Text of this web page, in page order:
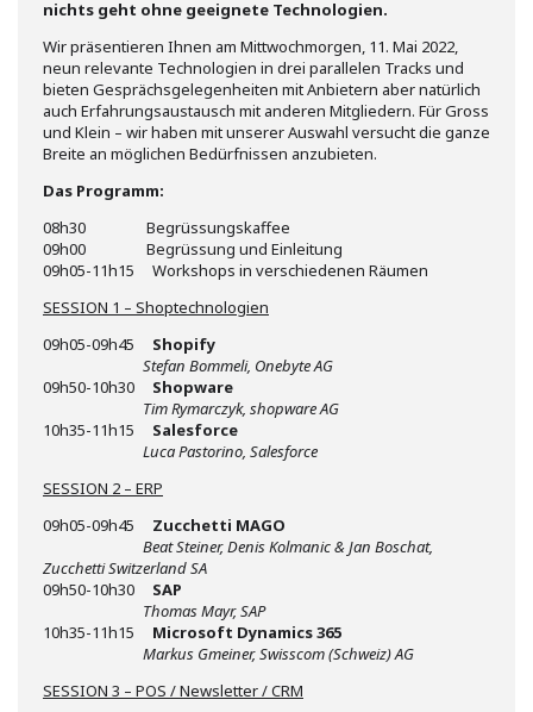
nichts geht ohne geeignete Technologien.
Wir präsentieren Ihnen am Mittwochmorgen, 11. Mai 2022,
neun relevante Technologien in drei parallelen Tracks und
bieten Gesprächsgelegenheiten mit Anbietern aber natürlich
auch Erfahrungsaustausch mit anderen Mitgliedern. Für Gross
und Klein – wir haben mit unserer Auswahl versucht die ganze
Breite an möglichen Bedürfnissen anzubieten.
Das Programm:
08h30 Begrüssungskaffee
09h00 Begrüssung und Einleitung
09h05-11h15 Workshops in verschiedenen Räumen
SESSION 1 – Shoptechnologien
09h05-09h45 Shopify
Stefan Bommeli, Onebyte AG
09h50-10h30 Shopware
Tim Rymarczyk, shopware AG
10h35-11h15 Salesforce
Luca Pastorino, Salesforce
SESSION 2 – ERP
09h05-09h45 Zucchetti MAGO
Beat Steiner, Denis Kolmanic & Jan Boschat,
Zucchetti Switzerland SA
09h50-10h30 SAP
Thomas Mayr,SAP
10h35-11h15 Microsoft Dynamics 365
Markus Gmeiner, Swisscom (Schweiz) AG
SESSION 3 – POS / Newsletter / CRM